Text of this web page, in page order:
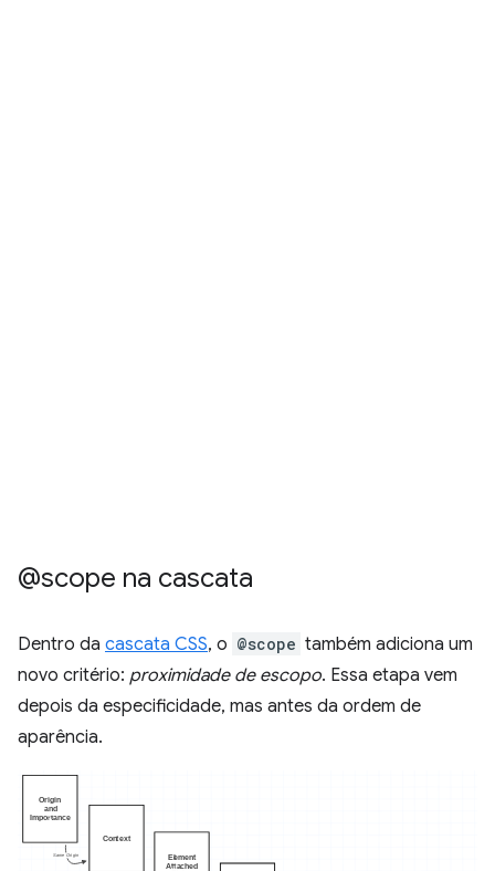
@scope na cascata
Dentro da cascata CSS, o @scope também adiciona um
novo critério: proximidade de escopo. Essa etapa vem
depois da especificidade, mas antes da ordem de
aparência.